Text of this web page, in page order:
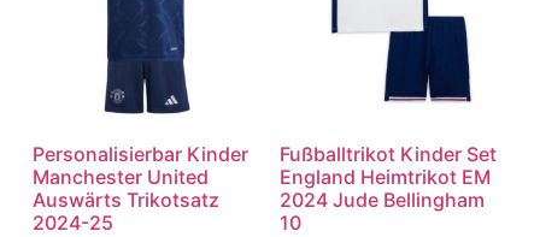
Personalisierbar Kinder
Manchester United
Auswärts Trikotsatz
2024-25
Fußballtrikot Kinder Set
England Heimtrikot EM
2024 Jude Bellingham
10